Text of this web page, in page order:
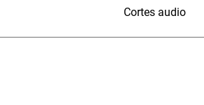
Cortes audio